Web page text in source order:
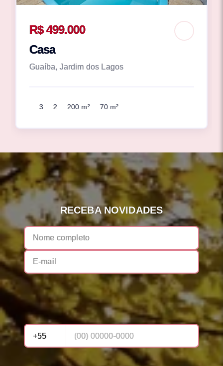
R$ 499.000
Casa
Guaíba, Jardim dos Lagos
3 2 200 m² 70 m²
RECEBA NOVIDADES